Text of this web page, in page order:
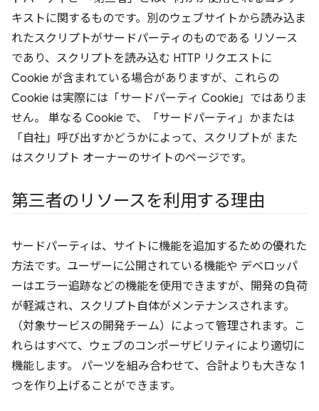
キストに関するものです。別のウェブサイトから読み込ま
れたスクリプトがサードパーティのものである リソース
であり、スクリプトを読み込む HTTP リクエストに
Cookie が含まれている場合がありますが、これらの
Cookie は実際には「サードパーティ Cookie」ではありま
せん。 単なる Cookie で、「サードパーティ」かまたは
「自社」呼び出すかどうかによって、スクリプトが また
はスクリプト オーナーのサイトのページです。
第三者のリソースを利用する理由
サードパーティは、サイトに機能を追加するための優れた
方法です。ユーザーに公開されている機能や デベロッパ
ーはエラー追跡などの機能を使用できますが、開発の負荷
が軽減され、スクリプト自体がメンテナンスされます。
（対象サービスの開発チーム）によって管理されます。こ
れらはすべて、ウェブのコンポーザビリティにより適切に
機能します。 パーツを組み合わせて、合計よりも大きな 1
つを作り上げることができます。